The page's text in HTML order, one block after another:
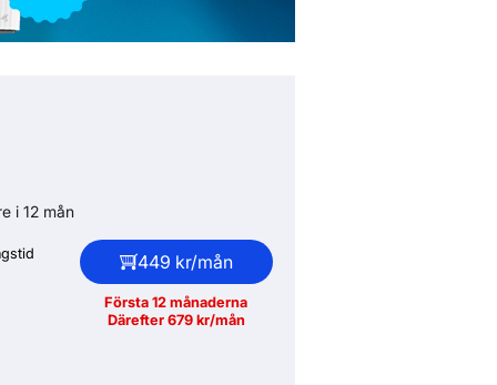
i 12 mån
449 kr/mån
Första 12 månaderna
Därefter 679 kr/mån